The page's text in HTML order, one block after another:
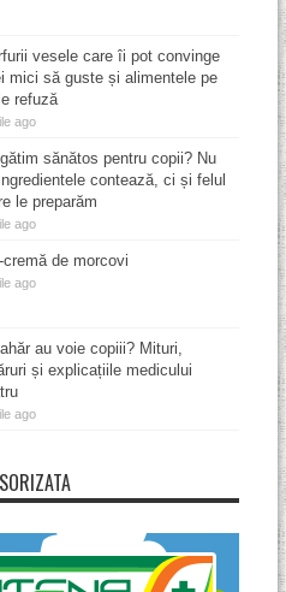
vesele care îi pot convinge
mici să guste și alimentele pe
refuză
ago
sănătos pentru copii? Nu
contează, ci și felul
le preparăm
ago
cremă de morcovi
ago
au voie copiii? Mituri,
și explicațiile medicului
ago